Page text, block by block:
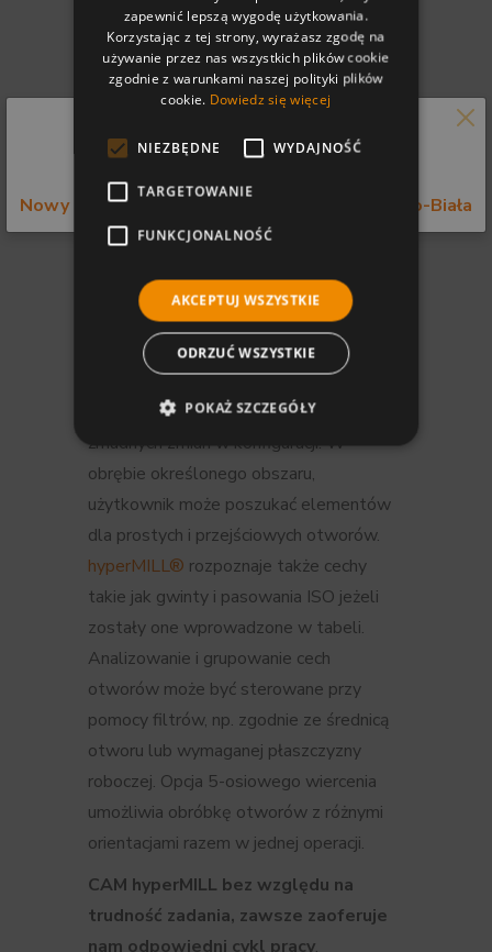
Wiercenie za pomocą
oprogramowania
hyperMILL® CAM –
Istnieje wiele korzyści wynikających z
wykorzystania systemu hyperMILL CAM
możliwość zaawansowanej
automatyzacji programowania obróbki
dzięki technologii cech i makr, która
umożliwia wykonanie niezliczonej liczby
otworów w dowolnej orientacji bez
żmudnych zmian w konfiguracji. W
obrębie określonego obszaru,
użytkownik może poszukać elementów
dla prostych i przejściowych otworów.
hyperMILL® rozpoznaje także cechy
takie jak gwinty i pasowania ISO jeżeli
zostały one wprowadzone w tabeli.
Analizowanie i grupowanie cech
otworów może być sterowane przy
pomocy filtrów, np. zgodnie ze średnicą
otworu lub wymaganej płaszczyzny
roboczej. Opcja 5-osiowego wiercenia
umożliwia obróbkę otworów z różnymi
orientacjami razem w jednej operacji.
CAM hyperMILL bez względu na
trudność zadania, zawsze zaoferuje
nam odpowiedni cykl pracy,
Informujemy o zmianie adresu firmy.
Nowy adres: ul. Bystrzańska 49 43-309 Bielsko-Biała
zapewnić lepszą wygodę użytkowania.
Korzystając z tej strony, wyrażasz zgodę na
używanie przez nas wszystkich plików cookie
zgodnie z warunkami naszej polityki plików
cookie. Dowiedz się więcej
NIEZBĘDNE WYDAJNOŚĆ
TARGETOWANIE
FUNKCJONALNOŚĆ
AKCEPTUJ WSZYSTKIE
ODRZUĆ WSZYSTKIE
POKAŻ SZCZEGÓŁY